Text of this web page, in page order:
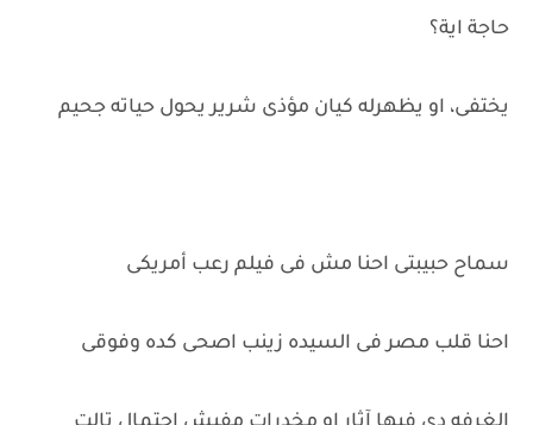
حاجة اية؟
يختفى، او يظهرله كيان مؤذى شرير يحول حياته جحيم
سماح حبيبتى احنا مش فى فيلم رعب أمريكى
احنا قلب مصر فى السيده زينب اصحى كده وفوقى